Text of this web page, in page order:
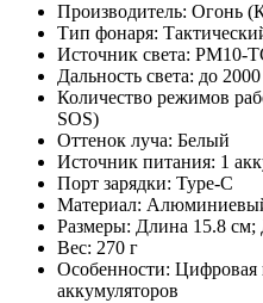
Производитель: Огонь
Тип фонаря:
Источник света: PM10-
Дальность света: до
Количество режимов
SOS)
Оттенок луча: Белый
Источник питания: 1
Порт зарядки: Type-C
Материал:
Размеры: Длина 15.8 см;
Вес: 270 г
Особенности: Цифровая
аккумуляторов